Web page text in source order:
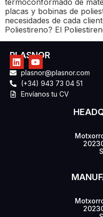
termoconformado de
placas y bobinas de
necesidades de cada
Poliestireno? El
PLASNOR
plasnor@plasnor.com
(+34) 943 73 04 51
Envíanos tu CV